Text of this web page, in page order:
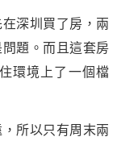
深圳買了房，兩
題。而且這套房
環境上了一個檔
所以只有周末兩